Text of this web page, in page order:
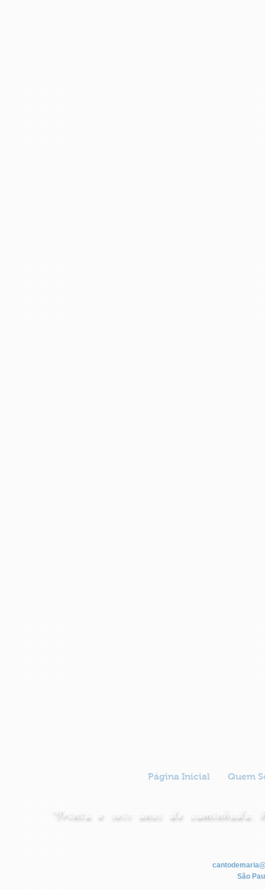
Página Inicial Quem
"Trinta e seis anos de
São